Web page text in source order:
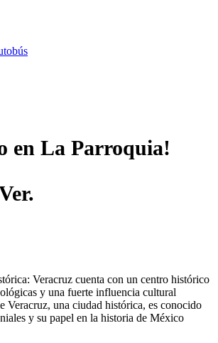
en La Parroquia!
Veracruz cuenta con un centro histórico
y una fuerte influencia cultural
Veracruz, una ciudad histórica, es conocido
y su papel en la historia de México